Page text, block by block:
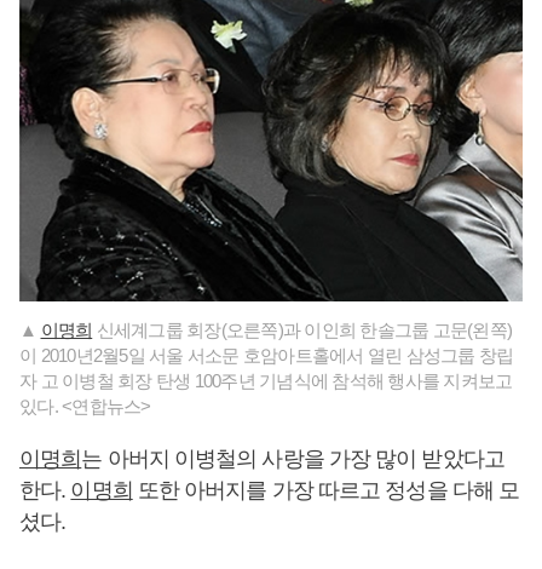
▲ 이명희 신세계그룹 회장(오른쪽)과 이인희 한솔그룹 고문(왼쪽)
이 2010년2월5일 서울 서소문 호암아트홀에서 열린 삼성그룹 창립
자 고 이병철 회장 탄생 100주년 기념식에 참석해 행사를 지켜보고
있다. <연합뉴스>
이명희 는 아버지 이병철의 사랑을 가장 많이 받았다고
한다. 이명희 또한 아버지를 가장 따르고 정성을 다해 모
셨다.